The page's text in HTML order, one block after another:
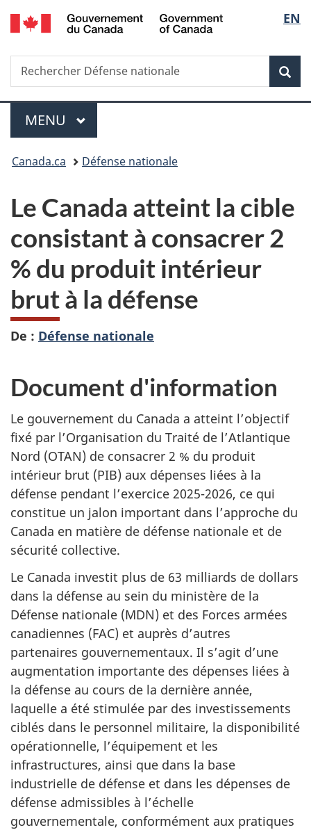
Passer
au
principal
Passer
à
Au
du
Passer
à
version
simplifiée
de
la
EN
Recherche
Rechercher
Défense
Menu
MENU PRINCIPAL
Vous
ici :
Canada.ca Défense nationale
Le Canada atteint la cible
consistant à consacrer 2
% du produit intérieur
brut à la défense
De : Défense nationale
Document d'information
Le gouvernement du Canada a atteint l’objectif
fixé par l’Organisation du Traité de l’Atlantique
Nord (OTAN) de consacrer 2 % du produit
intérieur brut (PIB) aux dépenses liées à la
défense pendant l’exercice 2025-2026, ce qui
constitue un jalon important dans l’approche du
Canada en matière de défense nationale et de
sécurité collective.
Le Canada investit plus de 63 milliards de dollars
dans la défense au sein du ministère de la
Défense nationale (MDN) et des Forces armées
canadiennes (FAC) et auprès d’autres
partenaires gouvernementaux. Il s’agit d’une
augmentation importante des dépenses liées à
la défense au cours de la dernière année,
laquelle a été stimulée par des investissements
ciblés dans le personnel militaire, la disponibilité
opérationnelle, l’équipement et les
infrastructures, ainsi que dans la base
industrielle de défense et dans les dépenses de
défense admissibles à l’échelle
gouvernementale, conformément aux pratiques